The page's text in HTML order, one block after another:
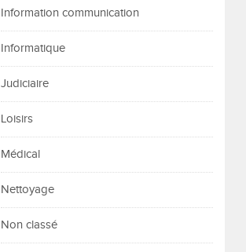
Information communication
Informatique
Judiciaire
Loisirs
Médical
Nettoyage
Non classé